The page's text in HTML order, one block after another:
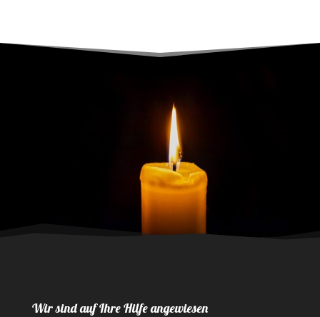
Wir sind auf Ihre Hilfe angewiesen